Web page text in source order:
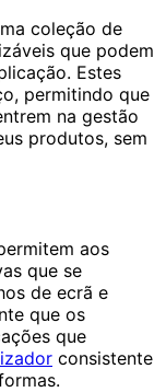
coleção de
que podem
Estes
permitindo que
na gestão
produtos, sem
aos
que se
de ecrã e
que os
que
consistente